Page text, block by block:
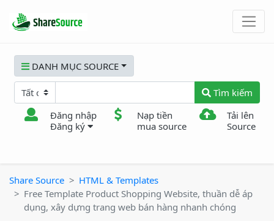
DANH MỤC SOURCE
Tìm kiếm
Đăng nhập
Đăng ký
Nạp tiền
mua source
Tải lên
Source
Share Source
HTML & Templates
Free Template Product Shopping Website, thuần dễ áp
dụng, xây dựng trang web bán hàng nhanh chóng